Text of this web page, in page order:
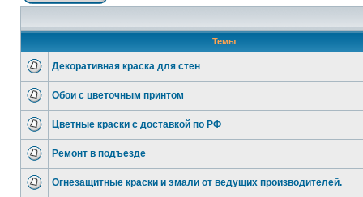
Темы
Декоративная краска для стен
Обои с цветочным принтом
Цветные краски с доставкой по РФ
Ремонт в подъезде
Огнезащитные краски и эмали от ведущих производителей.